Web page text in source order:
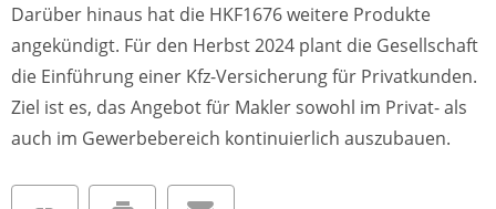
Darüber hinaus hat die HKF1676 weitere Produkte
angekündigt. Für den Herbst 2024 plant die Gesellschaft
die Einführung einer Kfz-Versicherung für Privatkunden.
Ziel ist es, das Angebot für Makler sowohl im Privat- als
auch im Gewerbebereich kontinuierlich auszubauen.